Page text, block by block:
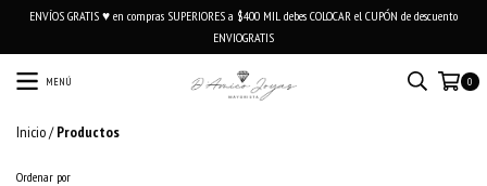
ENVÍOS GRATIS ♥ en compras SUPERIORES a $400 MIL debes COLOCAR el CUPÓN de descuento
ENVIOGRATIS
MENÚ 0
Inicio/ Productos
Ordenar por